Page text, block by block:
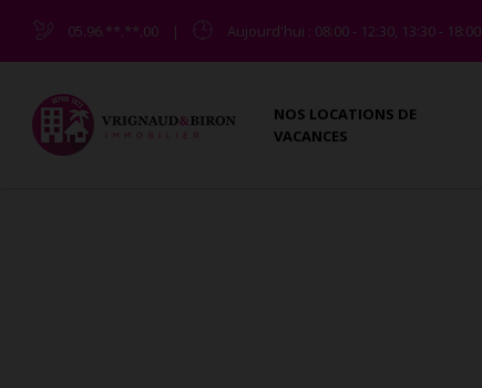
05.96.**.**.00 | Aujourd'hui : 08:00 - 12:30, 13:30 - 18:00
NOS LOCATIONS DE
VACANCES